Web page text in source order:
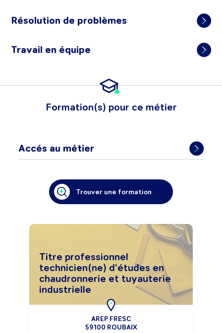
Résolution de problèmes
Travail en équipe
Formation(s) pour ce métier
Accés au métier
Trouver une formation
Titre professionnel
technicien(ne) d'études en
chaudronnerie et tuyauterie
industrielle
AREP FRESC
59100 ROUBAIX